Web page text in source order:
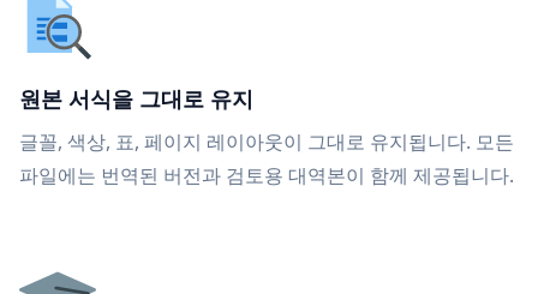
원본 서식을 그대로 유지
글꼴, 색상, 표, 페이지 레이아웃이 그대로 유지됩니다. 모든
파일에는 번역된 버전과 검토용 대역본이 함께 제공됩니다.